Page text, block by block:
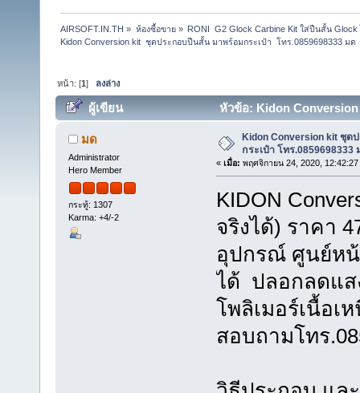
AIRSOFT.IN.TH » ห้องซื้อขาย» RONI  G2 Glock Carbine Kit ใส่ปืนสั้น
Kidon Conversion kit  ชุดประกอบปืนสั้น มาพร้อมกระเป๋า  โทร.0859698333 มด
หน้า: [1] ลงล่าง
ผู้เขียน
หัวข้อ: Kidon
29549 ครั้ง)
มด
Administrator
Hero Member
กระทู้: 1307
Karma: +4/-2
Kidon Conversion kit ชุ
กระเป๋า โทร.0859698333
« เมื่อ: พฤศจิกายน 24, 2020, 12:42:27
KIDON
จริงได้) ราคา
อุปกรณ์ ศูนย์ห
ได้ ปลอกลดแส
โพลิเมอร์เนื้อ
สอบถามโทร